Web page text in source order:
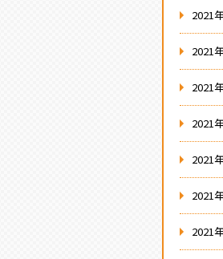
2021
2021
2021
2021
2021
2021
2021